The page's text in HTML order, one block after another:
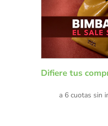
Difiere tus
a 6 cuotas sin